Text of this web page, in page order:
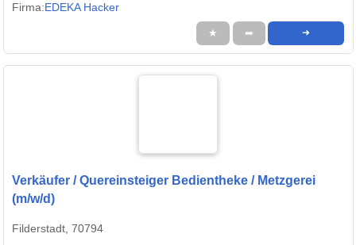
Firma:EDEKA Hacker
★ ➦ ➜
Verkäufer / Quereinsteiger Bedientheke / Metzgerei
(m/w/d)
Filderstadt, 70794